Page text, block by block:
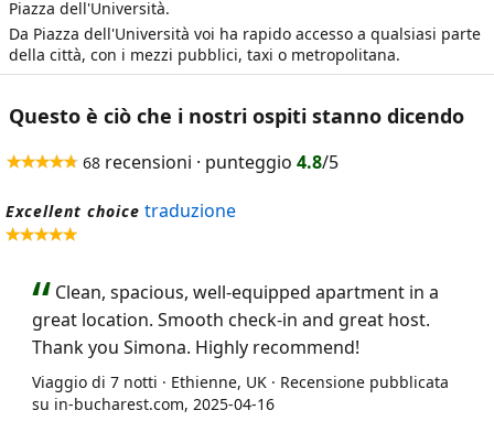
Piazza dell'Università.
Da Piazza dell'Università voi ha rapido accesso a qualsiasi parte
della città, con i mezzi pubblici, taxi o metropolitana.
Questo è ciò che i nostri ospiti stanno dicendo
68 recensioni · punteggio 4.8/5
Excellent choice traduzione
Clean, spacious, well-equipped apartment in a
great location. Smooth check-in and great host.
Thank you Simona. Highly recommend!
Viaggio di 7 notti · Ethienne, UK · Recensione pubblicata
su in-bucharest.com, 2025-04-16